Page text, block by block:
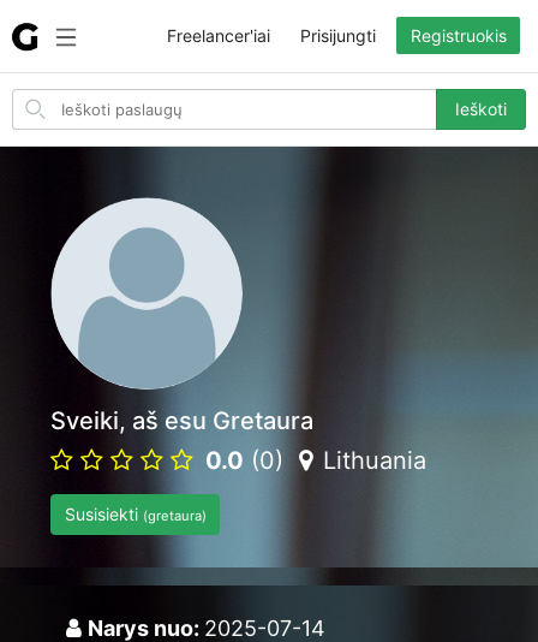
Search
items
Ieškoti
Freelancer'iai Prisijungti Registruokis
Sveiki, aš esu Gretaura
0.0 (0) Lithuania
Susisiekti (gretaura)
Narys nuo: 2025-07-14